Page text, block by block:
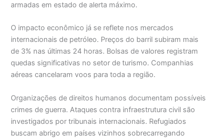
armadas em estado de alerta máximo.
O impacto econômico já se reflete nos mercados
internacionais de petróleo. Preços do barril subiram mais
de 3% nas últimas 24 horas. Bolsas de valores registram
quedas significativas no setor de turismo. Companhias
aéreas cancelaram voos para toda a região.
Organizações de direitos humanos documentam possíveis
crimes de guerra. Ataques contra infraestrutura civil são
investigados por tribunais internacionais. Refugiados
buscam abrigo em países vizinhos sobrecarregando